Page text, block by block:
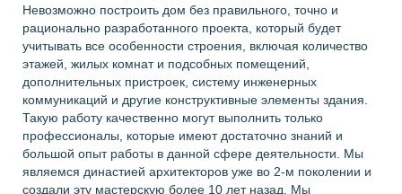
Невозможно построить дом без правильного, точно и
рационально разработанного проекта, который будет
учитывать все особенности строения, включая количество
этажей, жилых комнат и подсобных помещений,
дополнительных пристроек, систему инженерных
коммуникаций и другие конструктивные элементы здания.
Такую работу качественно могут выполнить только
профессионалы, которые имеют достаточно знаний и
большой опыт работы в данной сфере деятельности. Мы
являемся династией архитекторов уже во 2-м поколении и
создали эту мастерскую более 10 лет назад. Мы